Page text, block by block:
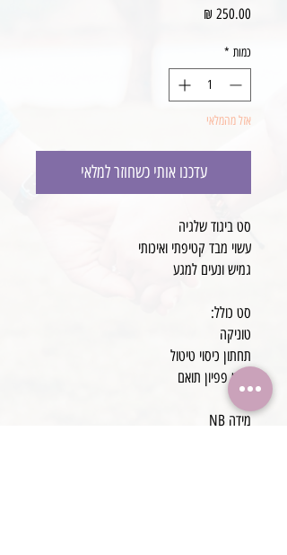
כמות *
אזל מהמלאי
עדכנו אותי כשחוזר למלאי
סט ביגוד שלגיה
עשוי מבד קטיפתי ואיכותי
גמיש ונעים למגע
סט כולל:
טוניקה
תחתון כיסוי טיטול
סרט פפיון תואם
מידה NB